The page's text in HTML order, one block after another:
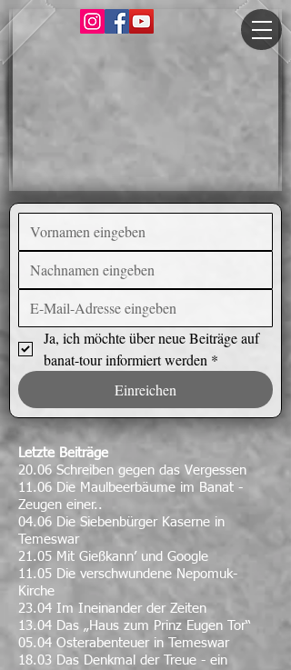
Ja, ich möchte über neue Beiträge auf
banat-tour informiert werden *
Einreichen
Letzte Beiträge
20.06 Schreiben gegen das Vergessen
11.06 Die Maulbeerbäume im Banat -
Zeugen einer..
04.06 Die Siebenbürger Kaserne in
Temeswar
21.05 Mit Gießkann’ und Google
11.05 Die verschwundene Nepomuk-
Kirche
23.04 Im Ineinander der Zeiten
13.04 Das „Haus zum Prinz Eugen Tor“
05.04 Osterabenteuer in Temeswar
18.03 Das Denkmal der Treue - ein